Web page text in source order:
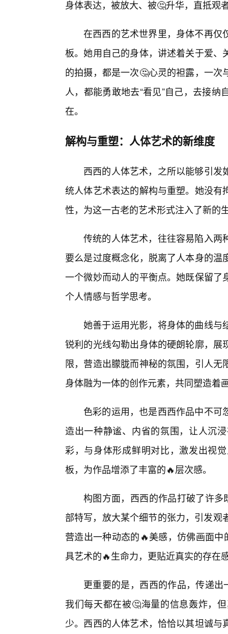
身体表达，被放大、被🤔升华，直抵观
在西西的艺术世界里，身体不再仅
板。她用自己的身体，讲述着关于爱
的拍摄，都是一次🤔心灵的袒露，一
人，都能勇敢地去“看见”自己，去接
在。
解构与重塑：人体艺术的新维度
西西的人体艺术，之所以能够引
统人体艺术表达的解构与重塑。她没
性，为这一古老的艺术形式注入了新的
传统的人体艺术，往往容易陷入两
要么是过度概念化，脱离了人本身的
一个微妙而动人的平衡点。她既保留
个人情感与哲学思考。
她善于运用光影，将身体的曲线与
锐利的光线勾勒出身体的硬朗轮廓，
限，营造出朦胧而神秘的氛围，引人
身体融为一体的创作元素，共同塑造着
色彩的运用，也是西西作品中不
造出一种静谧、内省的氛围，让人沉
彩，与身体形成鲜明对比，激发出视
板，为作品增添了丰富的🔥层次感。
构图方面，西西的作品打破了许多
部特写，放大某个细节的张力，引发
营造出一种动态的🔥美感，仿佛画面
具艺术的🔥生命力，更贴近真实的存在
更重要的是，西西的作品，传递出
我们每天都在被🤔海量的信息轰炸，
少。西西的人体艺术，恰恰以其坦诚